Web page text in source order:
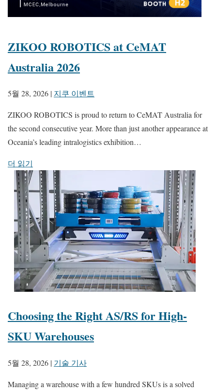
ZIKOO ROBOTICS at CeMAT
Australia 2026
5월 28, 2026 | 지쿠 이벤트
ZIKOO ROBOTICS is proud to return to CeMAT Australia for
the second consecutive year. More than just another appearance at
Oceania’s leading intralogistics exhibition…
더 읽기
Choosing the Right AS/RS for High-
SKU Warehouses
5월 28, 2026 | 기술 기사
Managing a warehouse with a few hundred SKUs is a solved